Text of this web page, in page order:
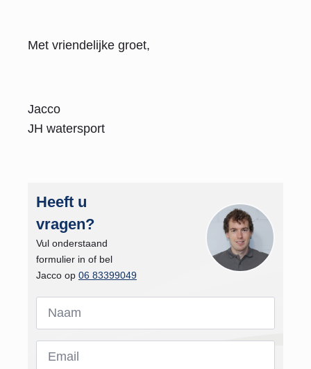
Met vriendelijke groet,
Jacco
JH watersport
Heeft u
vragen?
Vul onderstaand
formulier in of bel
Jacco op 06 83399049
Naam
Email